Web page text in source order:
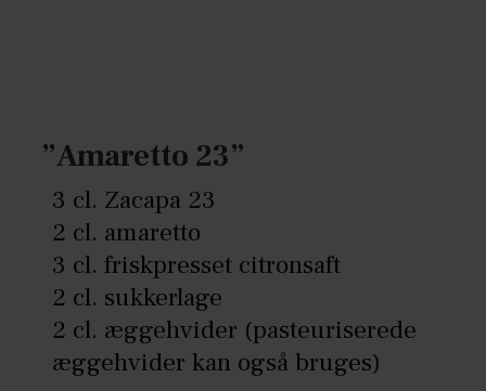
”Amaretto 23”
3 cl. Zacapa 23
2 cl. amaretto
3 cl. friskpresset citronsaft
2 cl. sukkerlage
2 cl. æggehvider (pasteuriserede
æggehvider kan også bruges)